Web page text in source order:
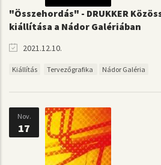
"Összehordás" - DRUKKER
kiállítása a Nádor Galériában
2021.12.10.
Kiállítás Tervezőgrafika Nádor Galéria
Nov.
17